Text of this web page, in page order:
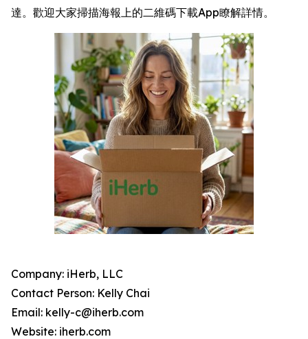
達。歡迎大家掃描海報上的二維碼下載App瞭解詳情。
Company: iHerb, LLC
Contact Person: Kelly Chai
Email: kelly-c@iherb.com
Website: iherb.com